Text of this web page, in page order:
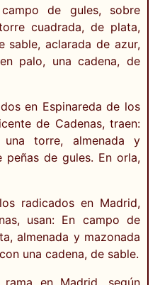
de gules, sobre
cuadrada, de plata,
sable, aclarada de azur,
palo, una cadena, de
en Espinareda de los
de Cadenas, traen:
torre, almenada y
de gules. En orla,
radicados en Madrid,
usan: En campo de
almenada y mazonada
una cadena, de sable.